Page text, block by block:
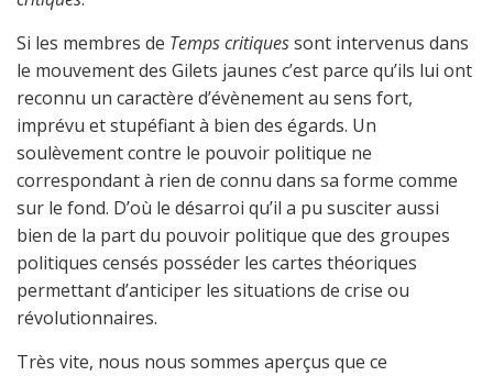
Si les membres de Temps critiquessont intervenus dans
le mouvement des Gilets jaunes c’est parce qu’ils lui ont
reconnu un caractère d’évènement au sens fort,
imprévu et stupéfiant à bien des égards. Un
soulèvement contre le pouvoir politique ne
correspondant à rien de connu dans sa forme comme
sur le fond. D’où le désarroi qu’il a pu susciter aussi
bien de la part du pouvoir politique que des groupes
politiques censés posséder les cartes théoriques
permettant d’anticiper les situations de crise ou
révolutionnaires.
Très vite, nous nous sommes aperçus que ce